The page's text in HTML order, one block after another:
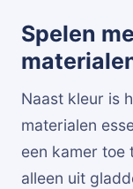
Spelen
Naast kleur is
materialen
een kamer toe
alleen uit